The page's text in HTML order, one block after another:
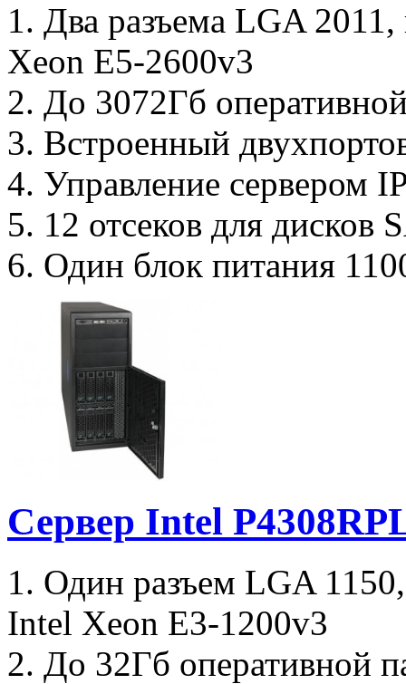
1. Два разъема LGA
Xeon E5-2600v3
2. До 3072Гб
3. Встроенный
4. Управление сервером
5. 12 отсеков для дисков
6. Один блок питания
Сервер Intel
1. Один разъем LGA
Intel Xeon E3-1200v3
2. До 32Гб оперативной